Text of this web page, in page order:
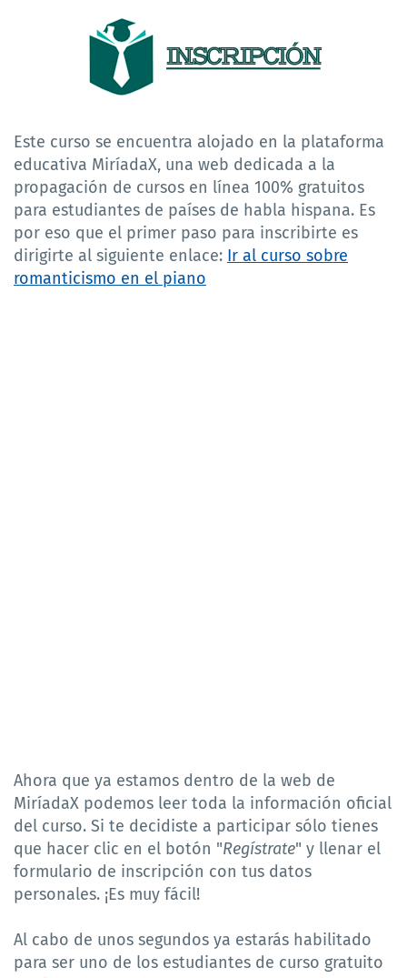
Este curso se encuentra alojado en la plataforma
educativa MiríadaX, una web dedicada a la
propagación de cursos en línea 100% gratuitos
para estudiantes de países de habla hispana. Es
por eso que el primer paso para inscribirte es
dirigirte al siguiente enlace: Ir al curso sobre
romanticismo en el piano
Ahora que ya estamos dentro de la web de
MiríadaX podemos leer toda la información oficial
del curso. Si te decidiste a participar sólo tienes
que hacer clic en el botón "Regístrate" y llenar el
formulario de inscripción con tus datos
personales. ¡Es muy fácil!
Al cabo de unos segundos ya estarás habilitado
para ser uno de los estudiantes de curso gratuito